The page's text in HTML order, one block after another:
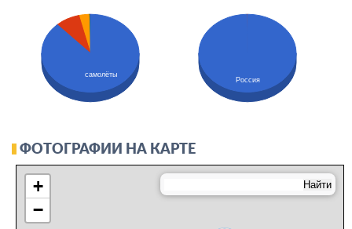
самолёты
Россия
ФОТОГРАФИИ НА КАРТЕ
+
−